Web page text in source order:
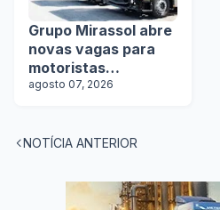
Grupo Mirassol abre
novas vagas para
motoristas
categoria D e E
agosto 07, 2026
NOTÍCIA ANTERIOR